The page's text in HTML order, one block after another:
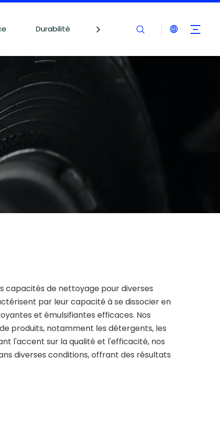
Durabilité Blogues Contactez-nous
capacités de nettoyage pour diverses
par leur capacité à se dissocier en
et émulsifiantes efficaces. Nos
produits, notamment les détergents, les
l'accent sur la qualité et l'efficacité, nos
diverses conditions, offrant des résultats